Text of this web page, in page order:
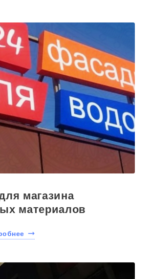
магазина
материалов